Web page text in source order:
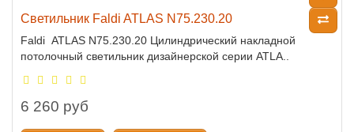
Светильник Faldi ATLAS N75.230.20
Faldi ATLAS N75.230.20 Цилиндрический накладной
потолочный светильник дизайнерской серии ATLA..
6 260 руб